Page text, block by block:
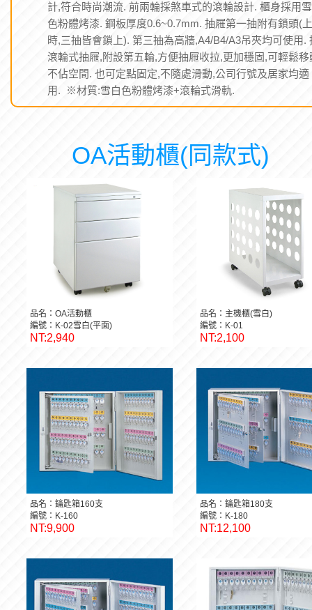
計,符合時尚潮流. 前兩輪採煞車式的滾輪設計. 櫃身採用
色粉體烤漆. 鋼板厚度0.6~0.7mm. 抽屜第一抽附有鎖頭(
時,三抽皆會鎖上). 第三抽為高牆,A4/B4/A3吊夾均可使用.
滾輪式抽屜,附設第五輪,方便抽屜收拉,更加穩固,可輕鬆移
不佔空間. 也可定點固定,不隨處滑動,公司行號及居家均適
用. ※材質:雪白色粉體烤漆+滾輪式滑軌.
OA活動櫃(同款式)
品名：OA活動櫃
編號：K-02雪白(平面)
NT:2,940
品名：主機櫃(雪白)
編號：K-01
NT:2,100
品名：鑰匙箱160支
編號：K-160
NT:9,900
品名：鑰匙箱180支
編號：K-180
NT:12,100